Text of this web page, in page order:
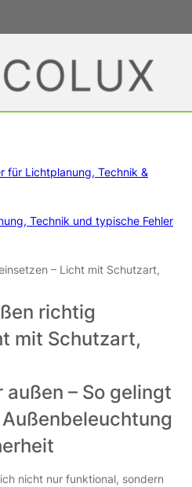
für Lichtplanung, Technik &
Technik und typische Fehler
– Licht mit Schutzart,
richtig
mit Schutzart,
– So gelingt
nicht nur funktional, sondern